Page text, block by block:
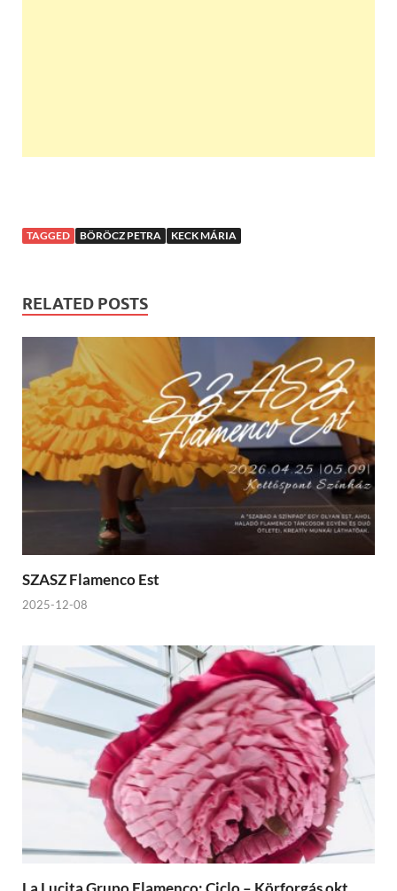
TAGGED BÖRÖCZ PETRA KECK MÁRIA
RELATED POSTS
SZASZ Flamenco Est
2025-12-08